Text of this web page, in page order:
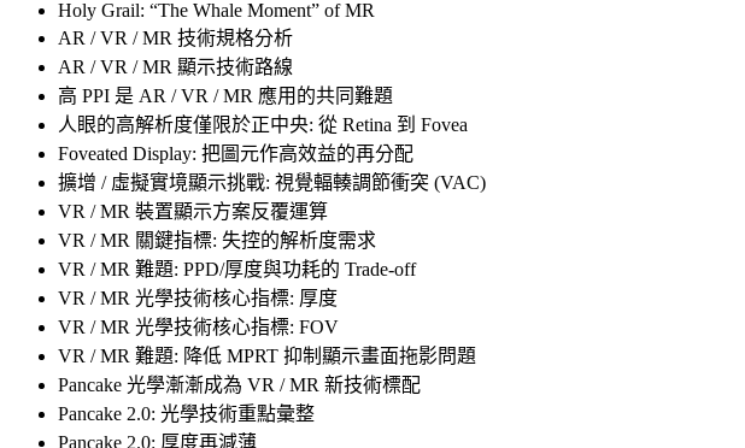
Holy Grail: “The Whale Moment” of MR
AR / VR / MR 技術規格分析
AR / VR / MR 顯示技術路線
高 PPI 是 AR / VR / MR 應用的共同難題
人眼的高解析度僅限於正中央: 從 Retina 到 Fovea
Foveated Display: 把圖元作高效益的再分配
擴增 / 虛擬實境顯示挑戰: 視覺輻輳調節衝突 (VAC)
VR / MR 裝置顯示方案反覆運算
VR / MR 關鍵指標: 失控的解析度需求
VR / MR 難題: PPD/厚度與功耗的 Trade-off
VR / MR 光學技術核心指標: 厚度
VR / MR 光學技術核心指標: FOV
VR / MR 難題: 降低 MPRT 抑制顯示畫面拖影問題
Pancake 光學漸漸成為 VR / MR 新技術標配
Pancake 2.0: 光學技術重點彙整
Pancake 2.0: 厚度再減薄